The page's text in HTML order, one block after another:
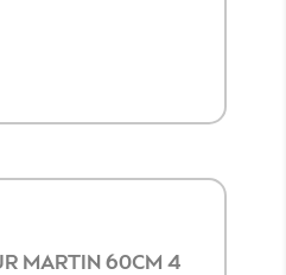
MARTIN 60CM 4